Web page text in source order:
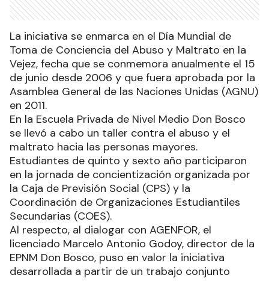
La iniciativa se enmarca en el Día Mundial de
Toma de Conciencia del Abuso y Maltrato en la
Vejez, fecha que se conmemora anualmente el 15
de junio desde 2006 y que fuera aprobada por la
Asamblea General de las Naciones Unidas (AGNU)
en 2011.
En la Escuela Privada de Nivel Medio Don Bosco
se llevó a cabo un taller contra el abuso y el
maltrato hacia las personas mayores.
Estudiantes de quinto y sexto año participaron
en la jornada de concientización organizada por
la Caja de Previsión Social (CPS) y la
Coordinación de Organizaciones Estudiantiles
Secundarias (COES).
Al respecto, al dialogar con AGENFOR, el
licenciado Marcelo Antonio Godoy, director de la
EPNM Don Bosco, puso en valor la iniciativa
desarrollada a partir de un trabajo conjunto